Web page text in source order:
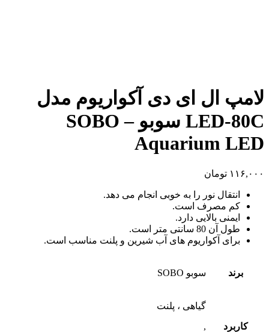
لامپ ال ای دی آکواریوم مدل
LED-80C سوبو – SOBO
Aquarium LED
۱۱۶,۰۰۰ تومان
انتقال نور را به خوبی انجام می دهد.
کم مصرف است.
ایمنی بالایی دارد.
طول آن 80 سانتی متر است.
برای آکواریوم های آب شیرین و پلنت مناسب است.
برند سوبو SOBO
کاربرد
گیاهی ، پلنت
,